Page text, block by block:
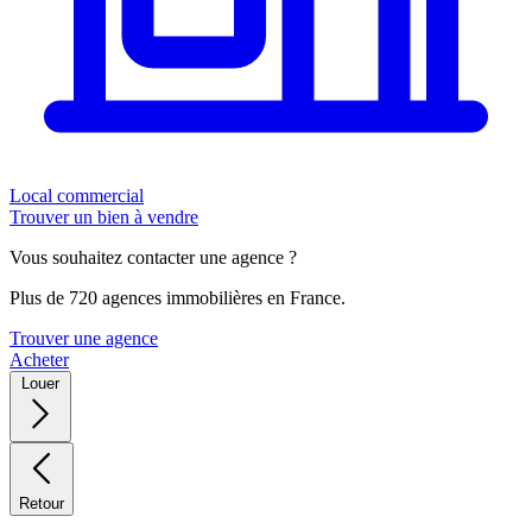
Local commercial
Trouver un bien à vendre
Vous souhaitez contacter une agence ?
Plus de 720 agences immobilières en France.
Trouver une agence
Acheter
Louer
Retour